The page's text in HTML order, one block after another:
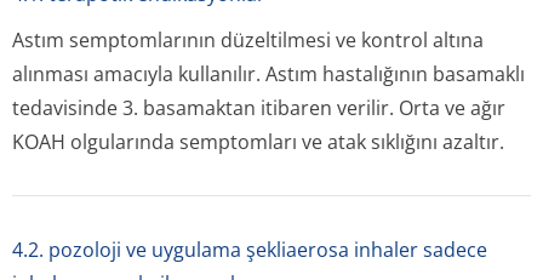
Astım semptomlarının düzeltilmesi ve kontrol altına
alınması amacıyla kullanılır. Astım hastalığının basamaklı
tedavisinde 3. basamaktan itibaren verilir. Orta ve ağır
KOAH olgularında semptomları ve atak sıklığını azaltır.
4.2. pozoloji ve uygulama şekliaerosa inhaler sadece